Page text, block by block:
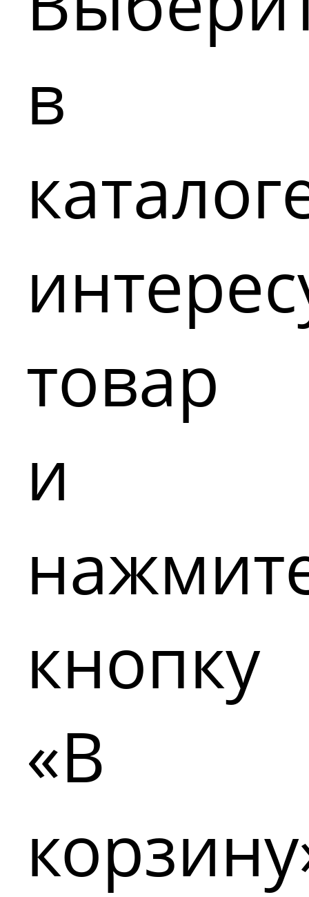
в
товар
и
кнопку
«В